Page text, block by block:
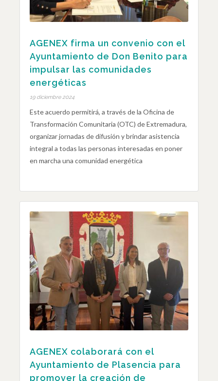
AGENEX firma un convenio con el
Ayuntamiento de Don Benito para
impulsar las comunidades
energéticas
19 diciembre 2024
Este acuerdo permitirá, a través de la Oficina de
Transformación Comunitaria (OTC) de Extremadura,
organizar jornadas de difusión y brindar asistencia
integral a todas las personas interesadas en poner
en marcha una comunidad energética
AGENEX colaborará con el
Ayuntamiento de Plasencia para
promover la creación de